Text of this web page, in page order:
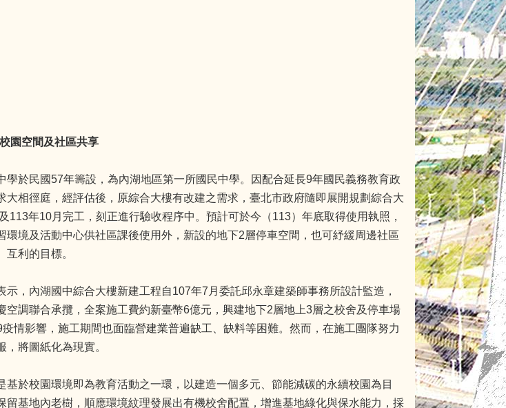
園空間及社區共享
學於民國57年籌設，為內湖地區第一所國民中學。因配合延長9年國民義務教育政
大相徑庭，經評估後，原綜合大樓有改建之需求，臺北市政府隨即展開規劃綜合大
113年10月完工，刻正進行驗收程序中。預計可於今（113）年底取得使用執照，
環境及活動中心供社區課後使用外，新設的地下2層停車空間，也可紓緩周邊社區
利的目標。
，內湖國中綜合大樓新建工程自107年7月委託邱永章建築師事務所設計監造，
空調聯合承攬，全案施工費約新臺幣6億元，興建地下2層地上3層之校舍及停車場
情影響，施工期間也面臨營建業普遍缺工、缺料等困難。然而，在施工團隊努力
將圖紙化為現實。
基於校園環境即為教育活動之一環，以建造一個多元、節能減碳的永續校園為目
留基地內老樹，順應環境紋理發展出有機校舍配置，增進基地綠化與保水能力，採